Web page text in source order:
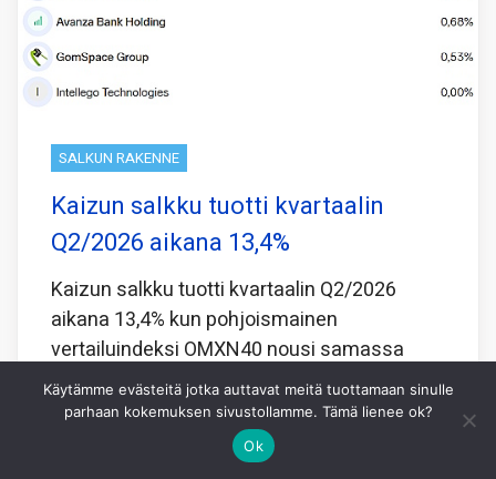
SALKUN RAKENNE
Kaizun salkku tuotti kvartaalin
Q2/2026 aikana 13,4%
Kaizun salkku tuotti kvartaalin Q2/2026
aikana 13,4% kun pohjoismainen
vertailuindeksi OMXN40 nousi samassa
ajassa 3,9%.
Joidenkin pienten First North kasvuyritysten
osakkeita en ole yrityksistäni huolimatta
Käytämme evästeitä jotka auttavat meitä tuottamaan sinulle
parhaan kokemuksen sivustollamme. Tämä lienee ok?
Ok